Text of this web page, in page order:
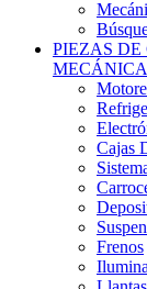
PIEZAS DE
MECÁNICA
Cajas
Frenos